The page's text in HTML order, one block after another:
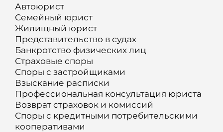
Автоюрист
Семейный юрист
Жилищный юрист
Представительство в судах
Банкротство физических лиц
Страховые споры
Споры с застройщиками
Взыскание расписки
Профессиональная консультация юриста
Возврат страховок и комиссий
Споры с кредитными потребительскими
кооперативами